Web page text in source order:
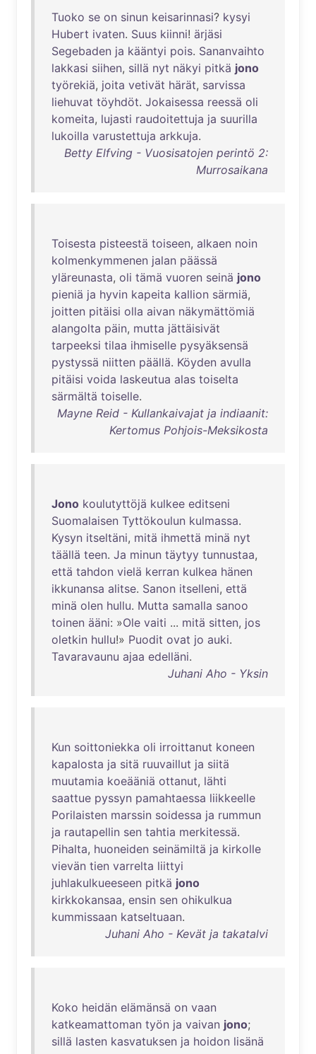
Tuoko se on sinun keisarinnasi? kysyi
Hubert ivaten. Suus kiinni! ärjäsi
Segebaden ja kääntyi pois. Sananvaihto
lakkasi siihen, sillä nyt näkyi pitkä jono
työrekiä, joita vetivät härät, sarvissa
liehuvat töyhdöt. Jokaisessa reessä oli
komeita, lujasti raudoitettuja ja suurilla
lukoilla varustettuja arkkuja.
Betty Elfving - Vuosisatojen perintö 2:
Murrosaikana
Toisesta pisteestä toiseen, alkaen noin
kolmenkymmenen jalan päässä
yläreunasta, oli tämä vuoren seinä jono
pieniä ja hyvin kapeita kallion särmiä,
joitten pitäisi olla aivan näkymättömiä
alangolta päin, mutta jättäisivät
tarpeeksi tilaa ihmiselle pysyäksensä
pystyssä niitten päällä. Köyden avulla
pitäisi voida laskeutua alas toiselta
särmältä toiselle.
Mayne Reid - Kullankaivajat ja indiaanit:
Kertomus Pohjois-Meksikosta
Jono koulutyttöjä kulkee editseni
Suomalaisen Tyttökoulun kulmassa.
Kysyn itseltäni, mitä ihmettä minä nyt
täällä teen. Ja minun täytyy tunnustaa,
että tahdon vielä kerran kulkea hänen
ikkunansa alitse. Sanon itselleni, että
minä olen hullu. Mutta samalla sanoo
toinen ääni: »Ole vaiti ... mitä sitten, jos
oletkin hullu!» Puodit ovat jo auki.
Tavaravaunu ajaa edelläni.
Juhani Aho - Yksin
Kun soittoniekka oli irroittanut koneen
kapalosta ja sitä ruuvaillut ja siitä
muutamia koeääniä ottanut, lähti
saattue pyssyn pamahtaessa liikkeelle
Porilaisten marssin soidessa ja rummun
ja rautapellin sen tahtia merkitessä.
Pihalta, huoneiden seinämiltä ja kirkolle
vievän tien varrelta liittyi
juhlakulkueeseen pitkä jono
kirkkokansaa, ensin sen ohikulkua
kummissaan katseltuaan.
Juhani Aho - Kevät ja takatalvi
Koko heidän elämänsä on vaan
katkeamattoman työn ja vaivan jono;
sillä lasten kasvatuksen ja hoidon lisänä